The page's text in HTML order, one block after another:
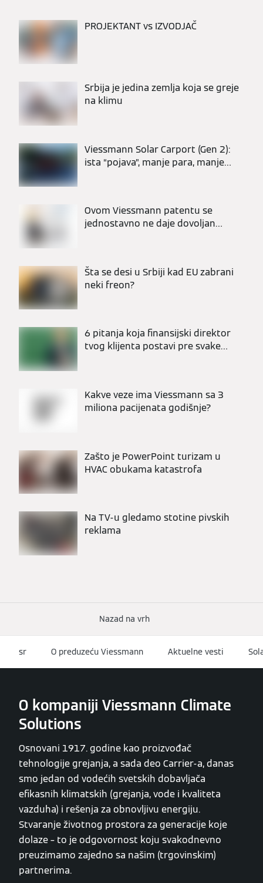
PROJEKTANT vs IZVODJAČ
Srbija je jedina zemlja koja se greje
na klimu
Viessmann Solar Carport (Gen 2):
ista “pojava”, manje para, manje
Ovom Viessmann patentu se
jednostavno ne daje dovoljan
Šta se desi u Srbiji kad EU zabrani
neki freon?
6 pitanja koja finansijski direktor
tvog klijenta postavi pre svake
Kakve veze ima Viessmann sa 3
miliona pacijenata godišnje?
Zašto je PowerPoint turizam u
HVAC obukama katastrofa
Na TV-u gledamo stotine pivskih
reklama
Nazad na vrh
sr O preduzeću Viessmann Aktuelne vesti
O kompaniji Viessmann Climate
Solutions
Osnovani 1917. godine kao proizvođač
tehnologije grejanja, a sada deo Carrier-a, danas
smo jedan od vodećih svetskih dobavljača
efikasnih klimatskih (grejanja, vode i kvaliteta
vazduha) i rešenja za obnovljivu energiju.
Stvaranje životnog prostora za generacije koje
dolaze – to je odgovornost koju svakodnevno
preuzimamo zajedno sa našim (trgovinskim)
partnerima.